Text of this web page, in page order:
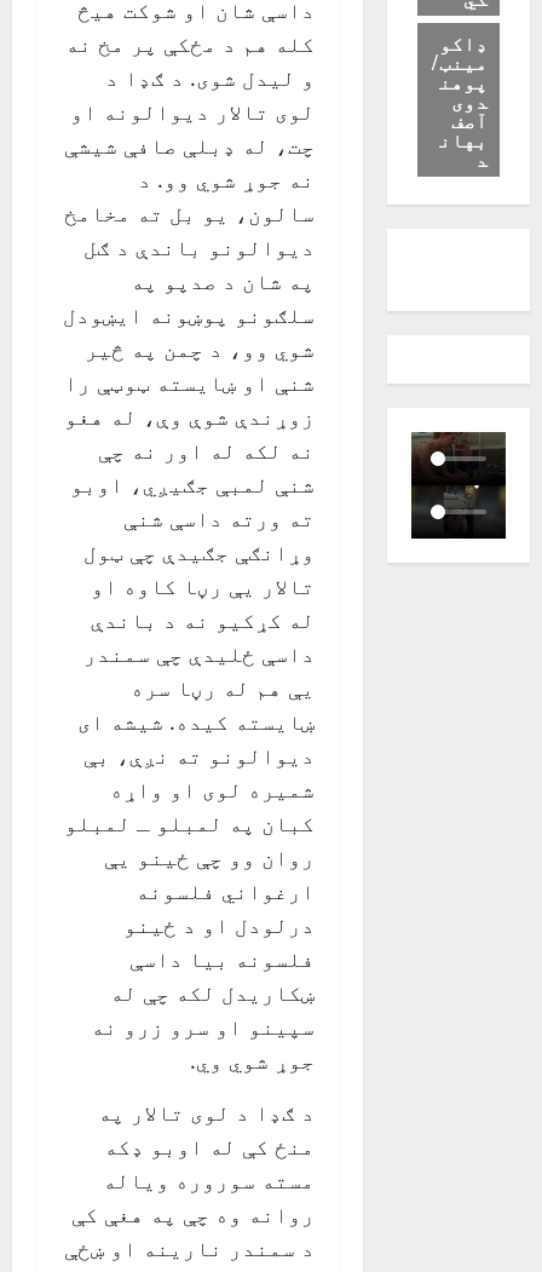
داسې شان او شوکت هیڅ
کله هم د مځکې پر مخ نه
و لیدل شوی. د ګډا د
لوی تالار دیوالونه او
چت، له ډبلې صافې شیشې
نه جوړ شوي وو. د
سالون، یو بل ته مخامخ
دیوالونو باندې د ګل
په شان د صدپو په
سلګونو پوښونه ایښودل
شوي وو، د چمن په څیر
شنې او ښایسته ټوټې را
زوړندې شوې وې، له هغو
نه لکه له اور نه چې
شنې لمبې جګیږي، اوبو
ته ورته داسې شنې
وړانګې جګیدې چې ټول
تالار یې رڼا کاوه او
له کړکیو نه د باندې
داسې ځلیدې چې سمندر
یې هم له رڼا سره
ښایسته کیده. شیشه ای
دیوالونو ته نږې، بې
شمیره لوی او واړه
کبان په لمبلو ـ لمبلو
روان وو چې ځینو یې
ارغواني فلسونه
درلودل او د ځینو
فلسونه بیا داسې
ښکاریدل لکه چې له
سپینو او سرو زرو نه
جوړ شوي وي.
د ګډا د لوی تالار په
منځ کې له اوبو ډکه
مسته سوروره ویاله
روانه وه چې په هغې کې
د سمندر نارینه او ښځې
ډاکو
مینټ/
پوهن
دوی
آصف
بهان
د